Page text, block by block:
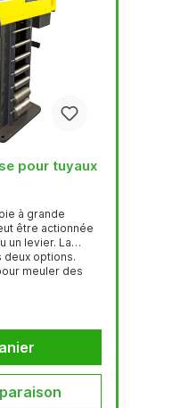
pour tuyaux
à grande
être actionnée
un levier. La
deux options.
meuler des
chariot avec
peut